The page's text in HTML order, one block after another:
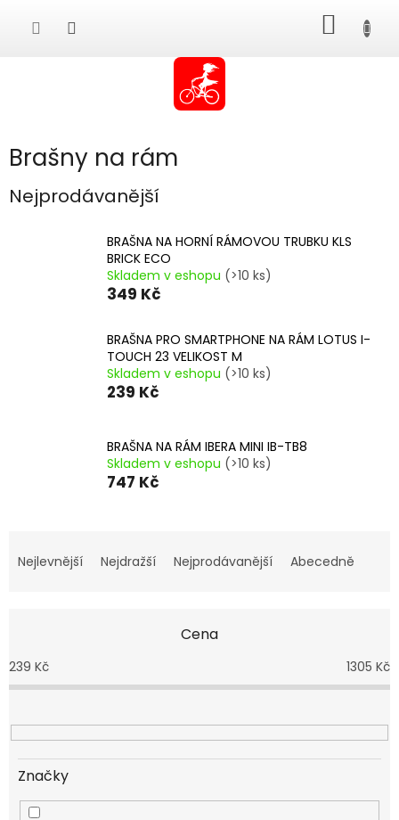
KOŠÍK
Brašny na rám
Nejprodávanější
BRAŠNA NA HORNÍ RÁMOVOU TRUBKU KLS
BRICK ECO
Skladem v eshopu (>10 ks)
349 Kč
BRAŠNA PRO SMARTPHONE NA RÁM LOTUS I-
TOUCH 23 VELIKOST M
Skladem v eshopu (>10 ks)
239 Kč
BRAŠNA NA RÁM IBERA MINI IB-TB8
Skladem v eshopu (>10 ks)
747 Kč
a
p
r
o
u
Nejlevnější Nejdražší Nejprodávanější Abecedně
Cena
239 Kč 1305 Kč
Značky